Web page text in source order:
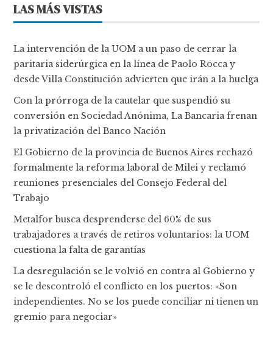
LAS MÁS VISTAS
La intervención de la UOM a un paso de cerrar la
paritaria siderúrgica en la línea de Paolo Rocca y
desde Villa Constitución advierten que irán a la huelga
Con la prórroga de la cautelar que suspendió su
conversión en Sociedad Anónima, La Bancaria frenan
la privatización del Banco Nación
El Gobierno de la provincia de Buenos Aires rechazó
formalmente la reforma laboral de Milei y reclamó
reuniones presenciales del Consejo Federal del
Trabajo
Metalfor busca desprenderse del 60% de sus
trabajadores a través de retiros voluntarios: la UOM
cuestiona la falta de garantías
La desregulación se le volvió en contra al Gobierno y
se le descontroló el conflicto en los puertos: «Son
independientes. No se los puede conciliar ni tienen un
gremio para negociar»